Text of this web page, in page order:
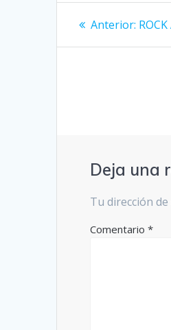
de
Anterior:
Deja una
Tu dirección
Comentario*